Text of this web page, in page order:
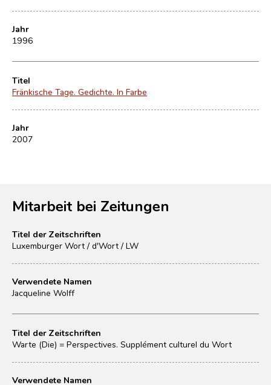
Jahr
1996
Titel
Fränkische Tage. Gedichte. In Farbe
Jahr
2007
Mitarbeit bei Zeitungen
Titel der Zeitschriften
Luxemburger Wort / d'Wort / LW
Verwendete Namen
Jacqueline Wolff
Titel der Zeitschriften
Warte (Die) = Perspectives. Supplément culturel du Wort
Verwendete Namen